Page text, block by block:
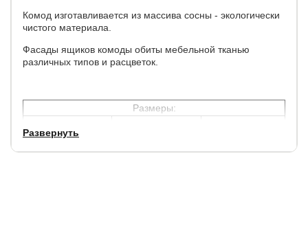
Комод изготавливается из массива сосны - экологически
чистого материала.
Фасады ящиков комоды обиты мебельной тканью
различных типов и расцветок.
Размеры:
90
Развернуть